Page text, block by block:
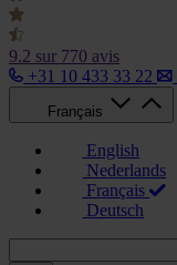
9.2 sur 770 avis
+31 10 433 33 22
Français
English
Nederlands
Français
Deutsch